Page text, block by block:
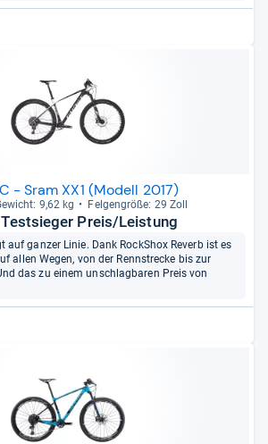
- Sram XX1 (Modell 2017)
9,62 kg Fel­gen­größe: 29 Zoll
Preis/Leistung
auf ganzer Linie. Dank RockShox Reverb ist es
allen Wegen, von der Rennstrecke bis zur
das zu einem unschlagbaren Preis von